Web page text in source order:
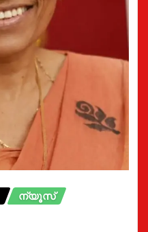
ന്യൂസ്